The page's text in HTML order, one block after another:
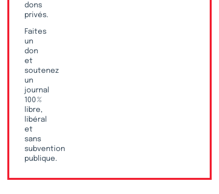
dons
privés.
Faites
un
don
et
soutenez
un
journal
100 %
libre,
libéral
et
sans
subvention
publique.